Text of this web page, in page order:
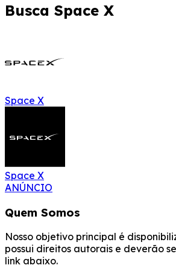
Busca Space X
Space X
Space X
ANÚNCIO
Quem Somos
Nosso objetivo principal é
possui direitos autorais e deverão
link abaixo.